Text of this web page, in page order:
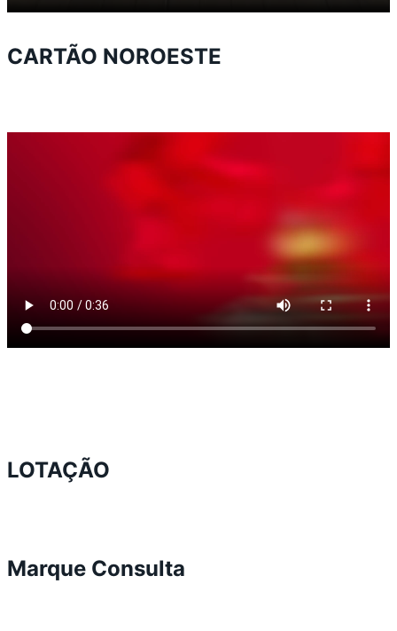
CARTÃO NOROESTE
LOTAÇÃO
Marque Consulta